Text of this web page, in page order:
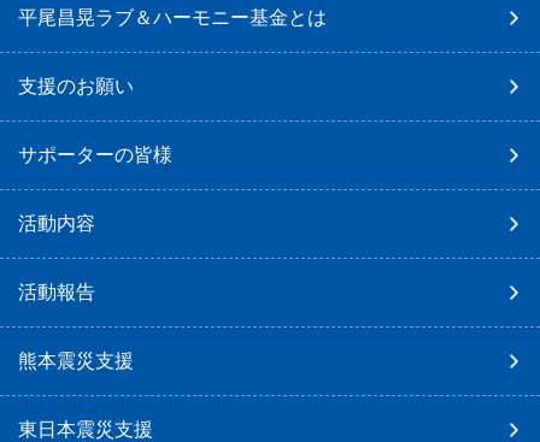
平尾昌晃ラブ＆ハーモニー基金とは
支援のお願い
サポーターの皆様
活動内容
活動報告
熊本震災支援
東日本震災支援